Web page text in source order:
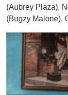
(Aubrey Plaza),
(Bugzy Malone),